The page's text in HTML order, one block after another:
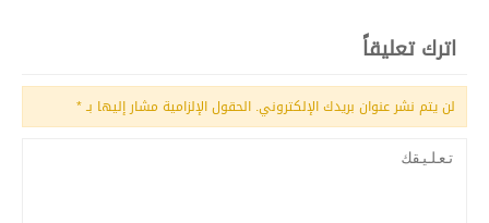
اترك تعليقاً
لن يتم نشر عنوان بريدك الإلكتروني. الحقول الإلزامية مشار إليها بـ*